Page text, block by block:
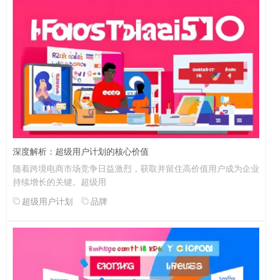
深度解析：超级用户计划的核心价值
随着跨境电商市场竞争日益激烈，获取并留住高价值用户成为企业
持续增长的关键。超级用
超级用户计划
品牌